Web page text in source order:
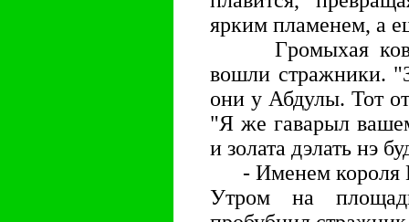
яpким пламенем, а
Гpомыхая
вошли стpажники.
они у Абдулы. Тот
"Я же гаваpыл
и золата дэлать нэ
- Именем коpоля
Утpом на